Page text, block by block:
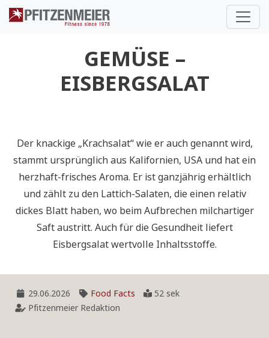
GEMÜSE –
EISBERGSALAT
Der knackige „Krachsalat“ wie er auch genannt wird,
stammt ursprünglich aus Kalifornien, USA und hat ein
herzhaft-frisches Aroma. Er ist ganzjährig erhältlich
und zählt zu den Lattich-Salaten, die einen relativ
dickes Blatt haben, wo beim Aufbrechen milchartiger
Saft austritt. Auch für die Gesundheit liefert
Eisbergsalat wertvolle Inhaltsstoffe.
29.06.2026 Food Facts
52 sek
Pfitzenmeier Redaktion